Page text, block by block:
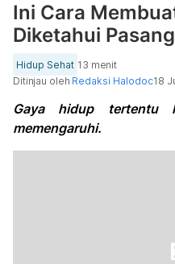
Ini Cara
Diketahui
Hidup Sehat 13 menit
Ditinjau oleh Redaksi Halodoc18
Gaya hidup tertentu
memengaruhi.